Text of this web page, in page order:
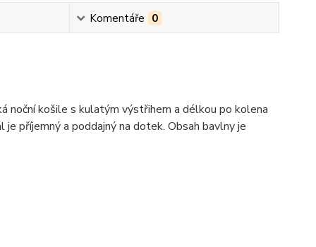
Komentáře 0
noční košile s kulatým výstřihem a délkou po kolena
příjemný a poddajný na dotek. Obsah bavlny je